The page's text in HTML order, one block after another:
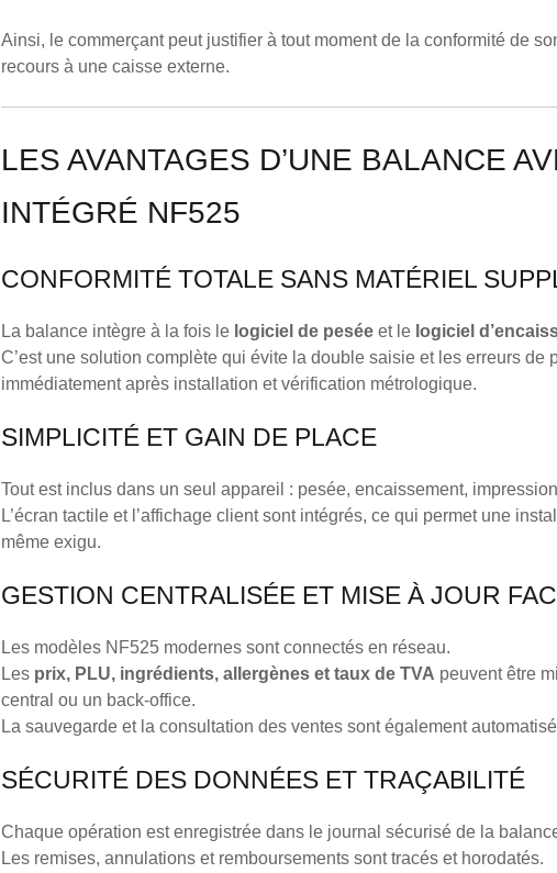
Ainsi, le commerçant peut justifier à tout moment de la conformité de
recours à une caisse externe.
LES AVANTAGES D’UNE BALANCE
INTÉGRÉ NF525
CONFORMITÉ TOTALE SANS MATÉRIEL
La balance intègre à la fois le logiciel de peséeet le logiciel
C’est une solution complète qui évite la double saisie et les erreurs de
immédiatement après installation et vérification métrologique.
SIMPLICITÉ ET GAIN DE PLACE
Tout est inclus dans un seul appareil : pesée, encaissement,
L’écran tactile et l’affichage client sont intégrés, ce qui permet une
même exigu.
GESTION CENTRALISÉE ET MISE À JOUR
Les modèles NF525 modernes sont connectés en réseau.
Les prix, PLU, ingrédients, allergènes et taux de TVA peuvent être
central ou un back-office.
La sauvegarde et la consultation des ventes sont également
SÉCURITÉ DES DONNÉES ET TRAÇABILITÉ
Chaque opération est enregistrée dans le journal sécurisé de la
Les remises, annulations et remboursements sont tracés et horodatés.